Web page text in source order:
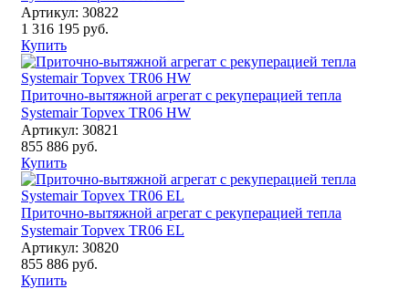
Артикул: 30822
1 316 195 руб.
Купить
Приточно-вытяжной агрегат с рекуперацией тепла
Systemair Topvex TR06 HW
Артикул: 30821
855 886 руб.
Купить
Приточно-вытяжной агрегат с рекуперацией тепла
Systemair Topvex TR06 EL
Артикул: 30820
855 886 руб.
Купить